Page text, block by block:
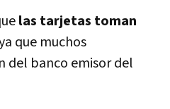
las tarjetas toman
que muchos
del banco emisor del